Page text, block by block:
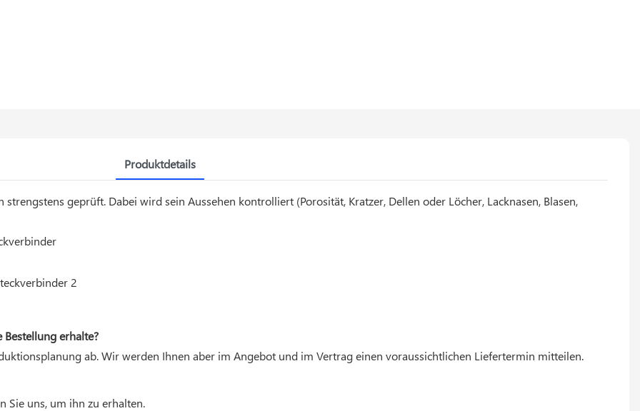
Produktdetails
geprüft. Dabei wird sein Aussehen kontrolliert (Porosität, Kratzer, Dellen oder Löcher, Lacknasen, Blasen,
Bestellung erhalte?
ab. Wir werden Ihnen aber im Angebot und im Vertrag einen voraussichtlichen Liefertermin mitteilen.
Sie uns, um ihn zu erhalten.